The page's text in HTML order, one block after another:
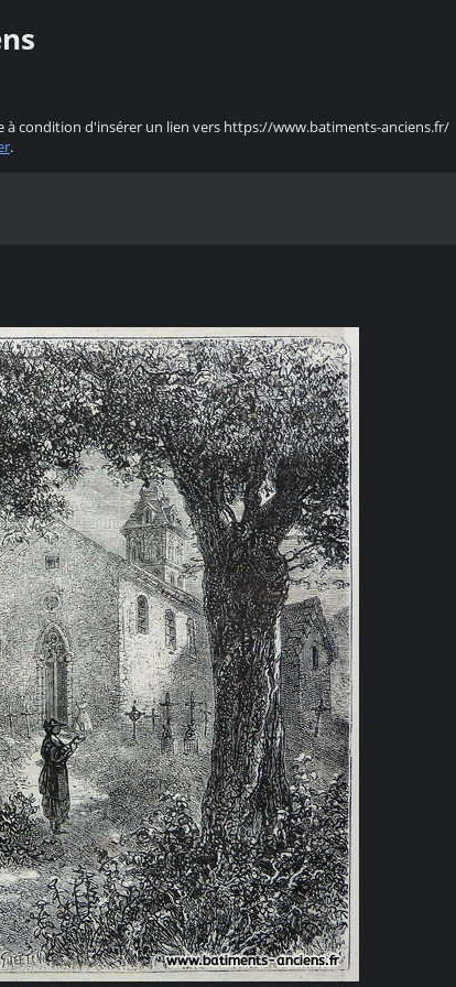
condition d'insérer un lien vers https://www.batiments-anciens.fr/
.